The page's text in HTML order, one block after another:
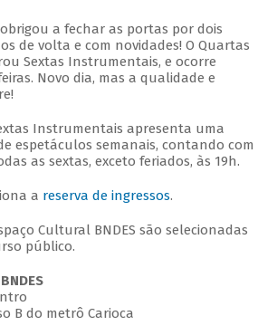
a fechar as portas por dois
de volta e com novidades! O Quartas
Sextas Instrumentais, e ocorre
Novo dia, mas a qualidade e
Instrumentais apresenta uma
espetáculos semanais, contando com
as sextas, exceto feriados, às 19h.
a reserva de ingressos.
Cultural BNDES são selecionadas
público.
B do metrô Carioca